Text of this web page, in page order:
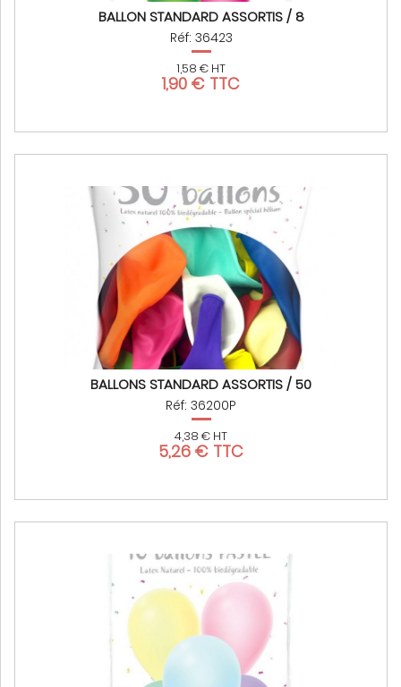
BALLON STANDARD ASSORTIS / 8
Réf: 36423
1,58 € HT
1,90 € TTC
BALLONS STANDARD ASSORTIS / 50
Réf: 36200P
4,38 € HT
5,26 € TTC